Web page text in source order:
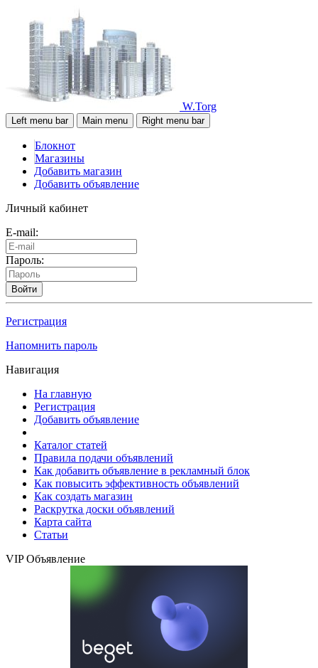
W.Torg
Left menu bar Main menu Right menu bar
Блокнот
Магазины
Добавить магазин
Добавить объявление
Личный кабинет
E-mail:
Пароль:
Войти
Регистрация
Напомнить пароль
Навигация
На главную
Регистрация
Добавить объявление
Каталог статей
Правила подачи объявлений
Как добавить объявление в рекламный блок
Как повысить эффективность объявлений
Как создать магазин
Раскрутка доски объявлений
Карта сайта
Статьи
VIP Объявление